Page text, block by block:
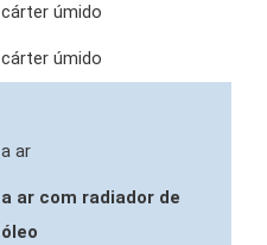
cárter úmido
cárter úmido
a ar
a ar com radiador de
óleo